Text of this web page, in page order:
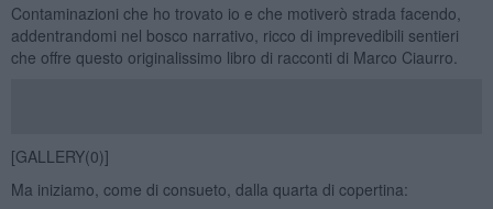
Contaminazioni che ho trovato io e che motiverò strada facendo,
addentrandomi nel bosco narrativo, ricco di imprevedibili sentieri
che offre questo originalissimo libro di racconti di Marco Ciaurro.
[GALLERY(0)]
Ma iniziamo, come di consueto, dalla quarta di copertina: